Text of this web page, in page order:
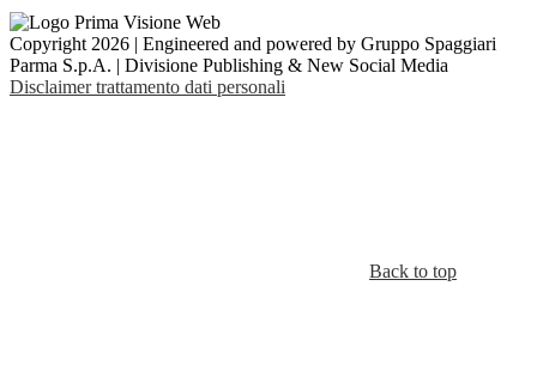
Copyright 2026 | Engineered and powered by Gruppo Spaggiari
Parma S.p.A. | Divisione Publishing & New Social Media
Disclaimer trattamento dati personali
Back to top